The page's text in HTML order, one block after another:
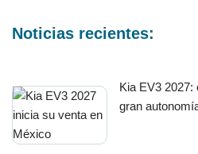
Noticias recientes:
Kia EV3 2027:
gran